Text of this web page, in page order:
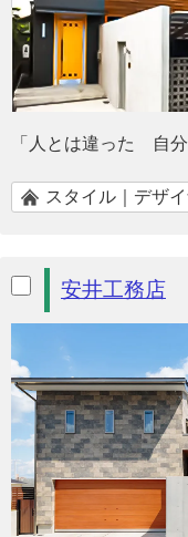
「人とは違った 自
スタイル｜デザ
安井工務店